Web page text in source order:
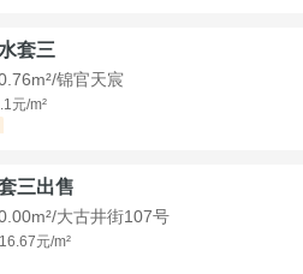
套三
锦官天宸
元/m²
三出售
大古井街107号
元/m²